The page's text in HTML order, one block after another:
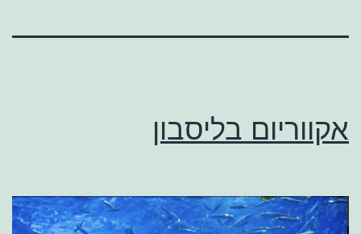
אקווריום בליסבון